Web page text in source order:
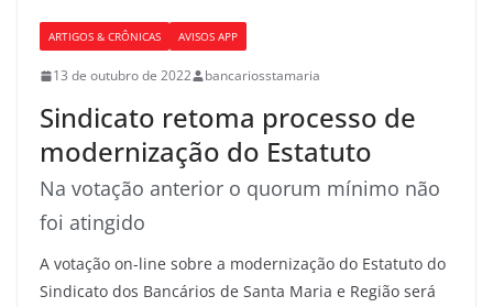
o
o
k
ARTIGOS & CRÔNICAS AVISOS APP
13 de outubro de 2022 bancariosstamaria
Sindicato retoma processo de
modernização do Estatuto
Na votação anterior o quorum mínimo não
foi atingido
A votação on-line sobre a modernização do Estatuto do
Sindicato dos Bancários de Santa Maria e Região será